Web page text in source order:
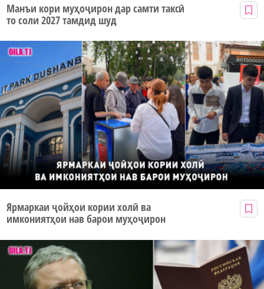
Манъи кори муҳоҷирон дар самти таксӣ
то соли 2027 тамдид шуд
Ярмаркаи ҷойҳои кории холӣ ва
имкониятҳои нав барои муҳоҷирон